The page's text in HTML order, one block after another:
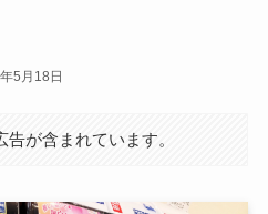
5月18日
が含まれています。